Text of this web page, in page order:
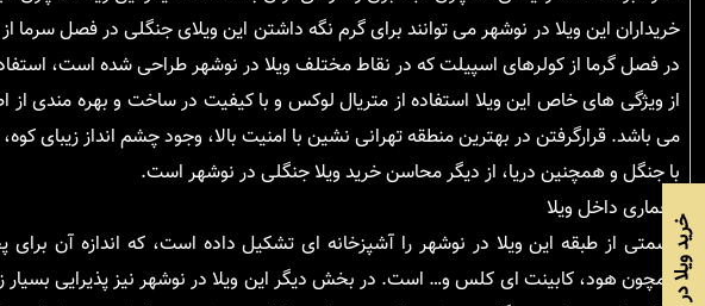
خریداران این ویلا در نوشهر می توانند برای گرم نگه داشتن این ویلای جنگلی در فصل
در فصل گرما از کولرهای اسپیلت که در نقاط مختلف ویلا در نوشهر طراحی شده است،
از ویژگی های خاص این ویلا استفاده از متریال لوکس و با کیفیت در ساخت و بهره مندی
می باشد. قرارگرفتن در بهترین منطقه تهرانی نشین با امنیت بالا، وجود چشم انداز زیبای
با جنگل و همچنین دریا، از دیگر محاسن خرید ویلا جنگلی در نوشهر است.
معماری داخل ویلا
قسمتی از طبقه این ویلا در نوشهر را آشپزخانه ای تشکیل داده است، که اندازه آن برای
همچون هود، کابینت ای کلس و… است. در بخش دیگر این ویلا در نوشهر نیز پذیرایی بسیار